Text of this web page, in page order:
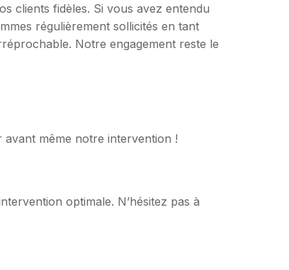
clients fidèles. Si vous avez entendu
régulièrement sollicités en tant
Notre engagement reste le
même notre intervention !
optimale. N’hésitez pas à